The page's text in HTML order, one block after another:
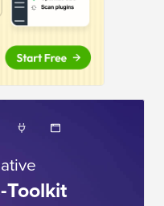
Toolkit